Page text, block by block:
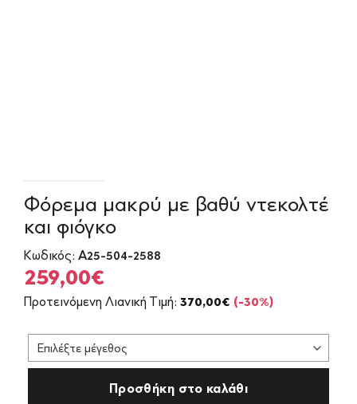
Φόρεμα μακρύ με βαθύ ντεκολτέ
και φιόγκο
Κωδικός: Α25-504-2588
Original
price
370,00€.
259,00€Η
τρέχουσα
είναι:
259,00€.
Προτεινόμενη Λιανική Τιμή: 370,00€ (-30%)
Προσθήκη στο καλάθι